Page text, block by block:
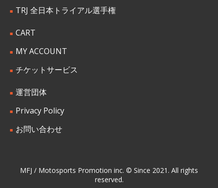
TRJ 全日本トライアル選手権
CART
MY ACCOUNT
チケットサービス
運営団体
Privacy Policy
お問い合わせ
MFJ / Motosports Promotion inc. © Since 2021. All rights
reserved.